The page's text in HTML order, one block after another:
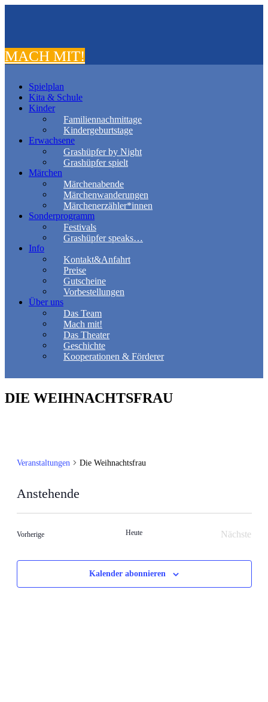
MACH MIT!
Spielplan
Kita & Schule
Kinder
Familiennachmittage
Kindergeburtstage
Erwachsene
Grashüpfer by Night
Grashüpfer spielt
Märchen
Märchenabende
Märchenwanderungen
Märchenerzähler*innen
Sonderprogramm
Festivals
Grashüpfer speaks…
Info
Kontakt&Anfahrt
Preise
Gutscheine
Vorbestellungen
Über uns
Das Team
Mach mit!
Das Theater
Geschichte
Kooperationen & Förderer
DIE WEIHNACHTSFRAU
Veranstaltungen Die Weihnachtsfrau
Anstehende
VorherigeVeranstaltungen Heute
Nächste
Kalender abonnieren